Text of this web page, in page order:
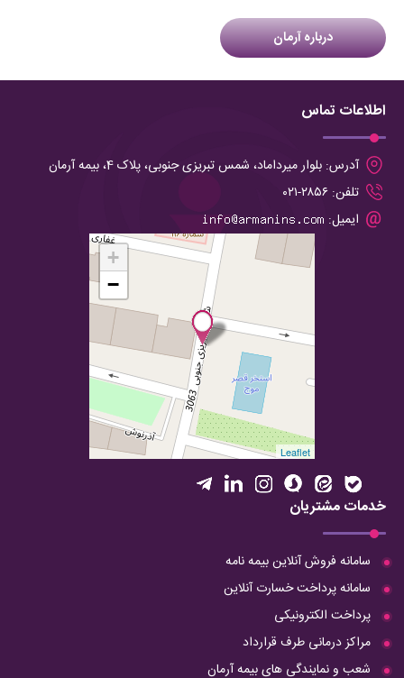
درباره آرمان
اطلاعات تماس
آدرس: بلوار میرداماد، شمس تبریزی جنوبی، پلاک 4، بیمه آرمان
تلفن: ۲۸۵۶-۰۲۱
ایمیل:
+
−
Leaflet
خدمات مشتریان
سامانه فروش آنلاین بیمه نامه
سامانه پرداخت خسارت آنلاین
پرداخت الکترونیکی
مراکز درمانی طرف قرارداد
شعب و نمایندگی های بیمه آرمان